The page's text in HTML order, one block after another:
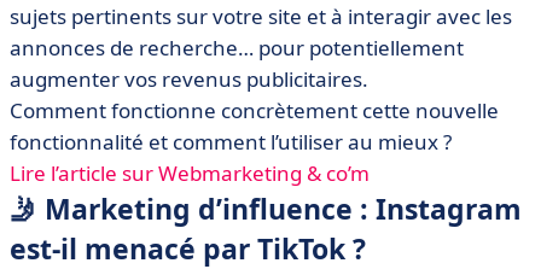
sujets pertinents sur votre site et à interagir avec les
annonces de recherche… pour potentiellement
augmenter vos revenus publicitaires.
Comment fonctionne concrètement cette nouvelle
fonctionnalité et comment l’utiliser au mieux ?
Lire l’article sur Webmarketing & co’m
🤳 Marketing d’influence : Instagram
est-il menacé par TikTok ?